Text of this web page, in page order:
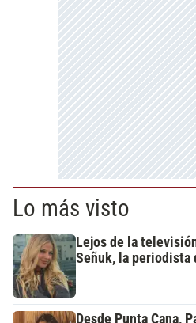
Lo más visto
Lejos de la
Señuk, la periodista
Desde Punta Cana,